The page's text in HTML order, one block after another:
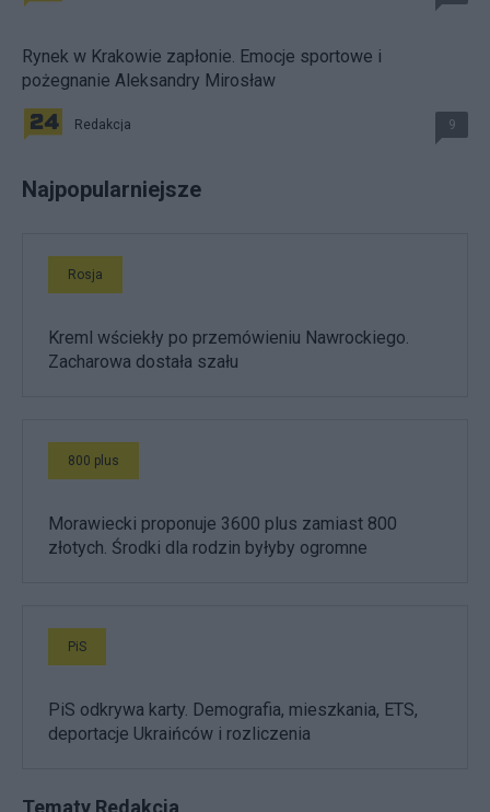
Rynek w Krakowie zapłonie. Emocje sportowe i
pożegnanie Aleksandry Mirosław
Redakcja 9
Najpopularniejsze
Rosja
Kreml wściekły po przemówieniu Nawrockiego.
Zacharowa dostała szału
800 plus
Morawiecki proponuje 3600 plus zamiast 800
złotych. Środki dla rodzin byłyby ogromne
PiS
PiS odkrywa karty. Demografia, mieszkania, ETS,
deportacje Ukraińców i rozliczenia
Tematy Redakcja